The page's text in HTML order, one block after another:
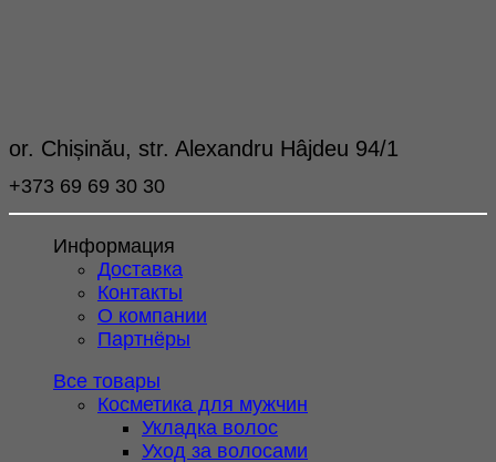
or. Chișinău, str. Alexandru Hâjdeu 94/1
+373 69 69 30 30
Информация
Доставка
Контакты
О компании
Партнёры
Все товары
Косметика для мужчин
Укладка волос
Уход за волосами